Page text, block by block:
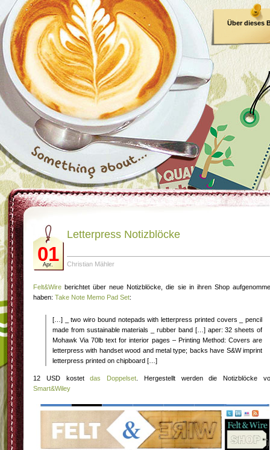
Über dieses
01
Apr.
Letterpress Notizblöcke
Christian Mähler
Felt&Wire berichtet über neue Notizblöcke, die sie in ihren Shop
haben: Take Note Memo Pad Set:
[…] _ two wiro bound notepads with letterpress printed covers _ pencil
made from sustainable materials _ rubber band […] aper: 32 sheets of
Mohawk Via 70lb text for interior pages – Printing Method: Covers are
letterpress with handset wood and metal type; backs have S&W imprint
letterpress printed on chipboard […]
12 USD kostetdas Doppelset . Hergestellt werden die Notizblöcke
Smart&Wiley